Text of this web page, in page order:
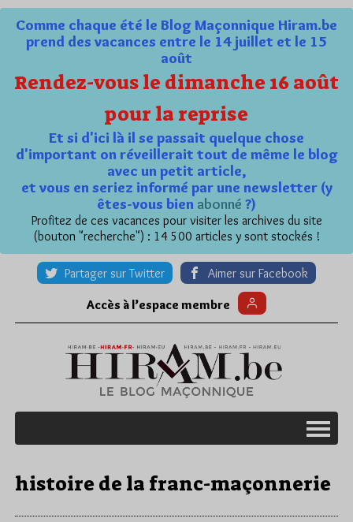
Comme chaque été le Blog Maçonnique Hiram.be
prend des vacances entre le 14 juillet et le 15
août
Rendez-vous le dimanche 16 août
pour la reprise
Et si d'ici là il se passait quelque chose
d'important on réveillerait tout de même le blog
avec un petit article,
et vous en seriez informé par une newsletter (y
êtes-vous bien abonné ?)
Profitez de ces vacances pour visiter les archives du site
(bouton "recherche") : 14 500 articles y sont stockés !
Partager sur Twitter Aimer sur Facebook
Accès à l’espace membre
histoire de la franc-maçonnerie